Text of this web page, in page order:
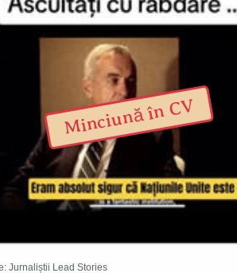
Jurnaliștii Lead Stories
Minciună în CV